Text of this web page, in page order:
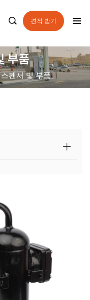
 견적 받기
부품
펜서 및 부품